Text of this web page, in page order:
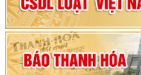
nhiệm kỳ 2025 - 2030
Khai mạc Kỳ họp bất
hội khóa XV
Phiên thảo luận Kỳ họp thứ